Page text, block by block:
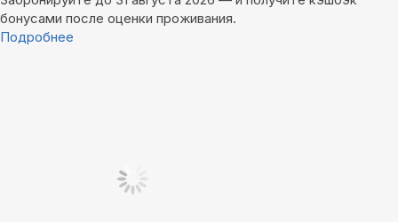
бонусами после оценки проживания.
Подробнее